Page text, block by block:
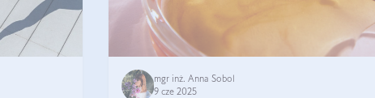
mgr inż. Anna Sobol
9 cze 2025